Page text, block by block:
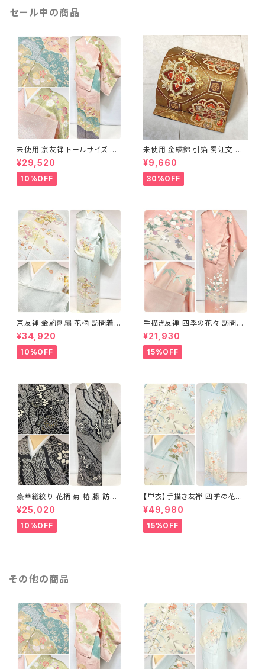
セール中の商品
未使用 京友禅 トールサイズ 染
め分け 金彩 訪問着 袷 正絹 ピ
ンク 黄緑 紫 黄色 1438
¥29,520
10%OFF
未使用 金繍錦 引箔 蜀江文 唐
織 華紋 袋帯 正絹 金糸 ゴール
ド 赤 紫 710
¥9,660
30%OFF
京友禅 金駒刺繍 花柄 訪問着
正絹 水色 黄緑 パステルカラー
アイスグリーン 1433
¥34,920
10%OFF
手描き友禅 四季の花々 訪問着
袷 正絹 サーモンピンク クリー
ム 白 桃花色 1434
¥21,930
15%OFF
豪華総絞り 花柄 菊 椿 藤 訪問
着 鹿の子絞り ラメ 正絹 黒 白
グレー 1435
¥25,020
10%OFF
【単衣】手描き友禅 四季の花々
正絹 訪問着 水色 黄緑 白 パス
テルカラー 1431
¥49,980
15%OFF
その他の商品